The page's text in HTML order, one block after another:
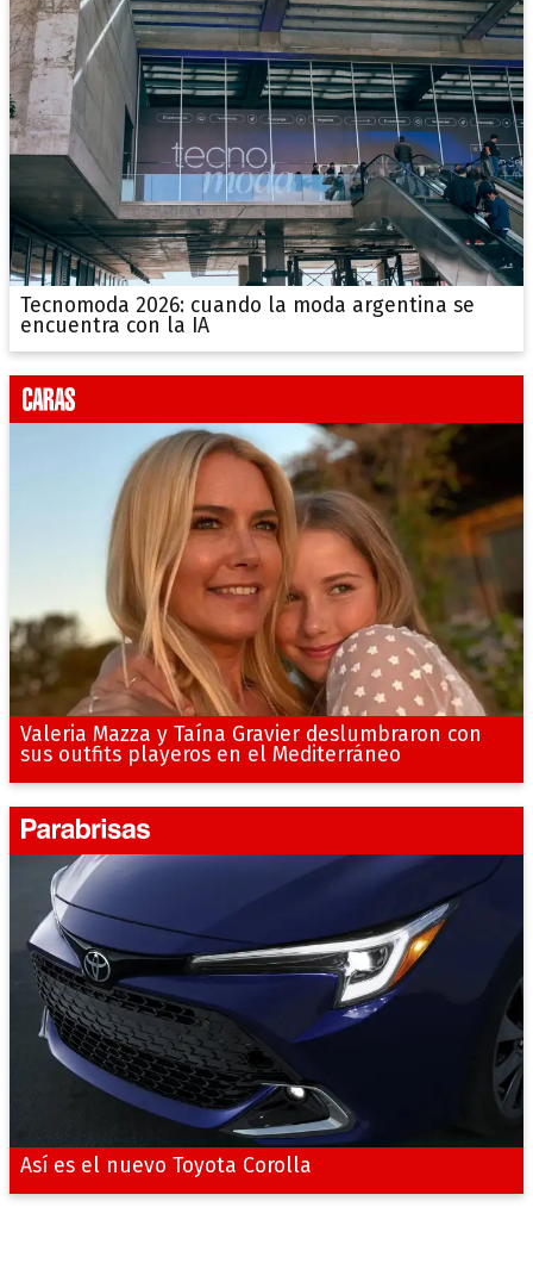
Tecnomoda 2026: cuando la moda argentina se
encuentra con la IA
Valeria Mazza y Taína Gravier deslumbraron con
sus outfits playeros en el Mediterráneo
Así es el nuevo Toyota Corolla